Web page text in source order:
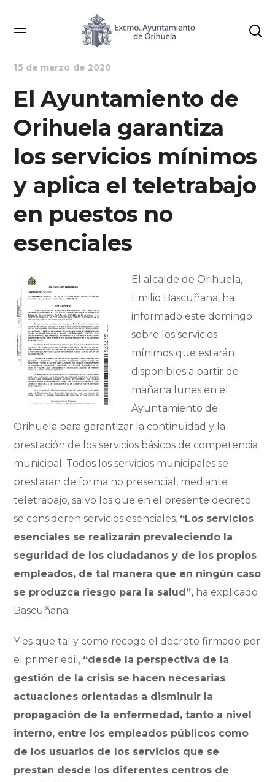
ALCALDÍA AYUNTAMIENTO NOTICIAS
15 de marzo de 2020
El Ayuntamiento de
Orihuela garantiza
los servicios mínimos
y aplica el teletrabajo
en puestos no
esenciales
El alcalde de Orihuela,
Emilio Bascuñana, ha
informado este domingo
sobre los servicios
mínimos que estarán
disponibles a partir de
mañana lunes en el
Ayuntamiento de
Orihuela para garantizar la continuidad y la
prestación de los servicios básicos de competencia
municipal. Todos los servicios municipales se
prestaran de forma no presencial, mediante
teletrabajo, salvo los que en el presente decreto
se consideren servicios esenciales. “Los servicios
esenciales se realizarán prevaleciendo la
seguridad de los ciudadanos y de los propios
empleados, de tal manera que en ningún caso
se produzca riesgo para la salud”, ha explicado
Bascuñana.
Y es que tal y como recoge el decreto firmado por
el primer edil, “desde la perspectiva de la
gestión de la crisis se hacen necesarias
actuaciones orientadas a disminuir la
propagación de la enfermedad, tanto a nivel
interno, entre los empleados públicos como
de los usuarios de los servicios que se
prestan desde los diferentes centros de